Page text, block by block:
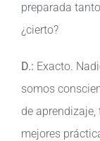
preparada
¿cierto?
D.: Exacto.
somos
de
mejores